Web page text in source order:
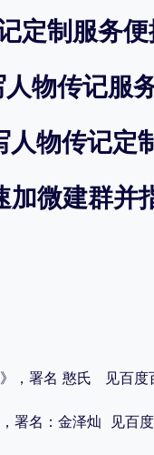
定制服务
物传记服
物传记定
微建群并
，署名 憨氏 见百
署名：金泽灿 见百